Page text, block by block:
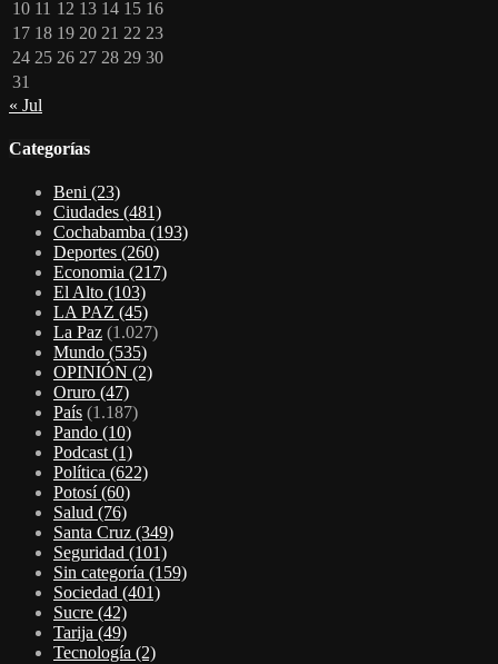
10 11 12 13 14 15 16
17 18 19 20 21 22 23
24 25 26 27 28 29 30
31
« Jul
Categorías
Beni (23)
Ciudades (481)
Cochabamba (193)
Deportes (260)
Economia (217)
El Alto (103)
LA PAZ (45)
La Paz (1.027)
Mundo (535)
OPINIÓN (2)
Oruro (47)
País (1.187)
Pando (10)
Podcast(1)
Política (622)
Potosí (60)
Salud (76)
Santa Cruz (349)
Seguridad (101)
Sin categoría (159)
Sociedad (401)
Sucre (42)
Tarija (49)
Tecnología (2)